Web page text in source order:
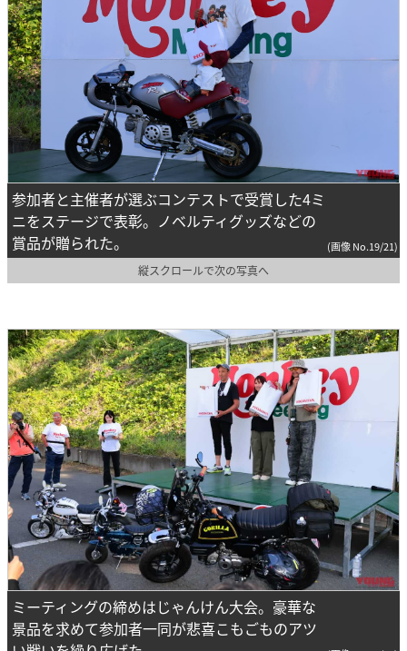
参加者と主催者が選ぶコンテストで受賞した4ミ
ニをステージで表彰。ノベルティグッズなどの
賞品が贈られた。
(画像 No.19/21)
縦スクロールで次の写真へ
ミーティングの締めはじゃんけん大会。豪華な
景品を求めて参加者一同が悲喜こもごものアツ